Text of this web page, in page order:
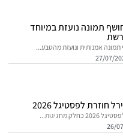
נועזת במיוחד
ונועזת מהטבע...
לפסטיגל 2026